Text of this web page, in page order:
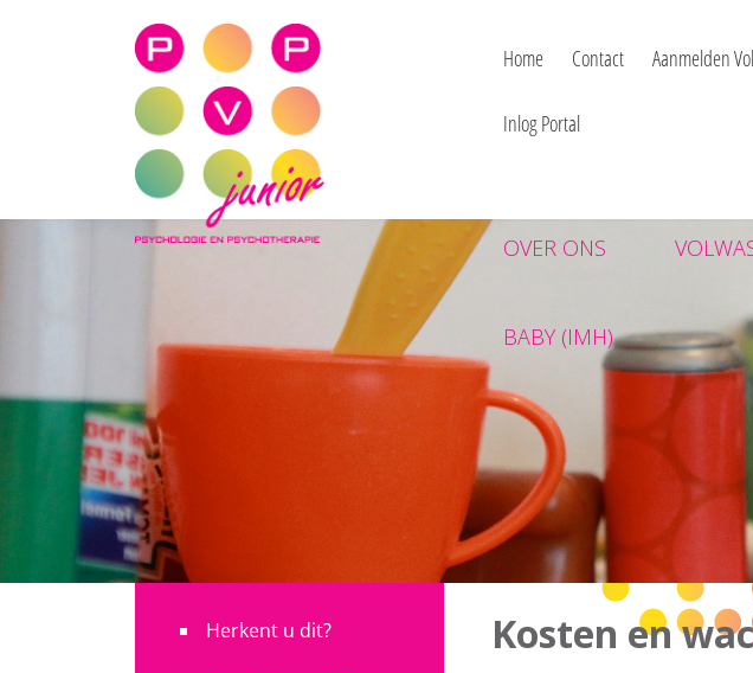
praktijk voor psychologie
Home Contact Aanmelden
Inlog Portal
OVER ONS
BABY (IMH)
Herkent u dit? Kosten en